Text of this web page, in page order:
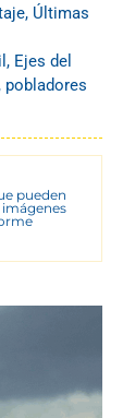
, Últimas
, Ejes del
pobladores
pueden
imágenes